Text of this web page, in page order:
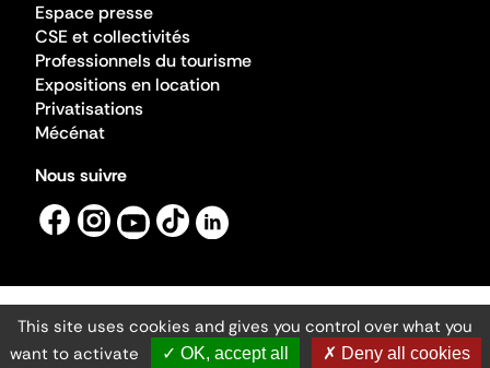
Espace presse
CSE et collectivités
Professionnels du tourisme
Expositions en location
Privatisations
Mécénat
Nous suivre
Mentions légales
Gestion des cookies
Accessibilité numérique
This site uses cookies and gives you control over what you
want to activate
✓ OK, accept all ✗ Deny all cookies